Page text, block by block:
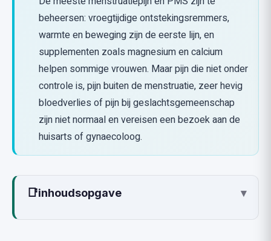
beheersen: vroegtijdige ontstekingsremmers,
warmte en beweging zijn de eerste lijn, en
supplementen zoals magnesium en calcium
helpen sommige vrouwen. Maar pijn die niet onder
controle is, pijn buiten de menstruatie, zeer hevig
bloedverlies of pijn bij geslachtsgemeenschap
zijn niet normaal en vereisen een bezoek aan de
huisarts of gynaecoloog.
📑inhoudsopgave ▾